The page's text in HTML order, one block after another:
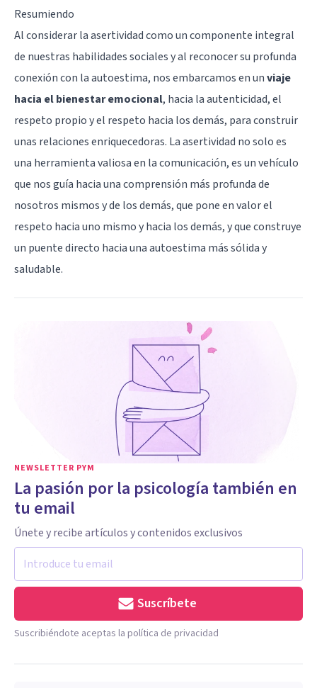
Resumiendo
Al considerar la asertividad como un componente integral
de nuestras habilidades sociales y al reconocer su profunda
conexión con la autoestima, nos embarcamos en unviaje
hacia el bienestar emocional, hacia la autenticidad, el
respeto propio y el respeto hacia los demás, para construir
unas relaciones enriquecedoras. La asertividad no solo es
una herramienta valiosa en la comunicación, es un vehículo
que nos guía hacia una comprensión más profunda de
nosotros mismos y de los demás, que pone en valor el
respeto hacia uno mismo y hacia los demás, y que construye
un puente directo hacia una autoestima más sólida y
saludable.
NEWSLETTER PYM
La pasión por la psicología también en
tu email
Únete y recibe artículos y contenidos exclusivos
Suscríbete
Suscribiéndote aceptas la política de privacidad